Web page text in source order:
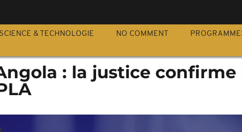
SCIENCE & TECHNOLOGIE NO COMMENT
: la justice confirme